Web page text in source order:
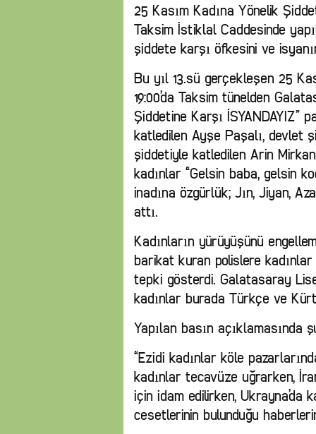
25 Kasım Kadına Yönelik
Taksim İstiklal Caddesinde
şiddete karşı öfkesini ve
Bu yıl 13.sü gerçekleşen 25
19:00’da Taksim tünelden
Şiddetine Karşı İSYANDAYIZ”
katledilen Ayşe Paşalı, devlet
şiddetiyle katledilen Arin
kadınlar “Gelsin baba, gelsin
inadına özgürlük; Jın, Jiyan,
attı.
Kadınların yürüyüşünü
barikat kuran polislere kadınlar
tepki gösterdi. Galatasaray
kadınlar burada Türkçe ve
Yapılan basın açıklamasında
“Ezidi kadınlar köle
kadınlar tecavüze uğrarken,
için idam edilirken, Ukrayna’da
cesetlerinin bulunduğu